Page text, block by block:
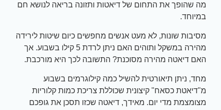
מה שהופך את התחום של דיאטות ותזונה בריאה לנושא חם
במיוחד.
מסיבות שונות, לא מעט אנשים מחפשים כיום שיטות לירידה
מהירה במשקל ותוהים האם ניתן לרדת 5 קילו בשבוע. אך
האם דיאטה מהירה מסוכנת? התשובה לכך היא מורכבת.
מחד, ניתן תיאורטית להשיל כמה קילוגרמים בשבוע
מ"דיאטת כסאח" קיצונית שכוללת צריכת כמות קלוריות
מצומצמת מדי יום. מאידך, דיאטה שכזו תסכן את גופכם